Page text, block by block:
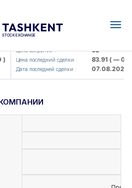
KFSK (<Kafolat sug'urta
Цена закрытия : 82
Цена последний сделки : 83.91( — 0.0 )
Дата последней сделки : 07.08.2026